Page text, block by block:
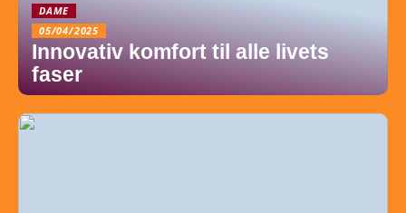
DAME
05/04/2025
Innovativ komfort til alle livets
faser